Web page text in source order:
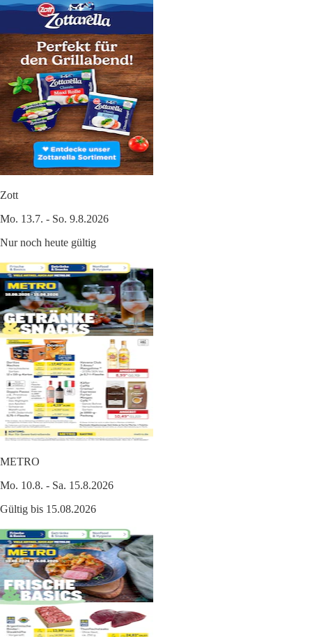
Zott
Mo. 13.7. - So. 9.8.2026
Nur noch heute gültig
METRO
Mo. 10.8. - Sa. 15.8.2026
Gültig bis 15.08.2026